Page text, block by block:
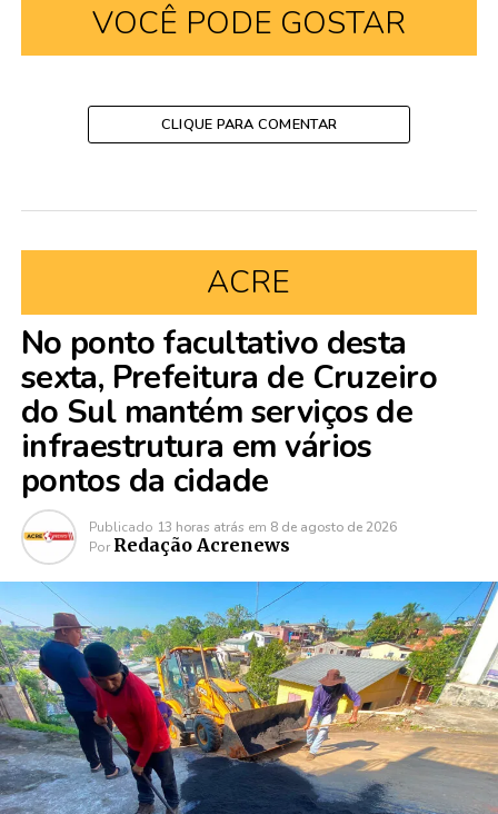
VOCÊ PODE GOSTAR
CLIQUE PARA COMENTAR
ACRE
No ponto facultativo desta
sexta, Prefeitura de Cruzeiro
do Sul mantém serviços de
infraestrutura em vários
pontos da cidade
Publicado 13 horas atrás em 8 de agosto de 2026
Por Redação Acrenews